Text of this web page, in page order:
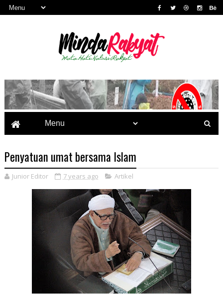
Penyatuan umat bersama Islam
Junior Editor 7 years ago Artikel